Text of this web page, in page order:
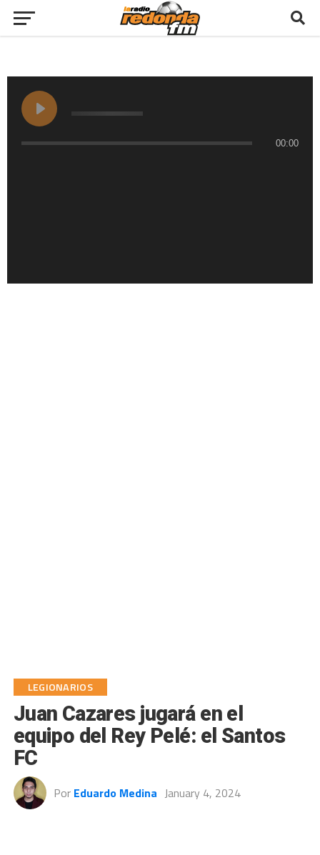
00:00
LEGIONARIOS
Juan Cazares jugará en el
equipo del Rey Pelé: el Santos
FC
Por Eduardo Medina January 4, 2024